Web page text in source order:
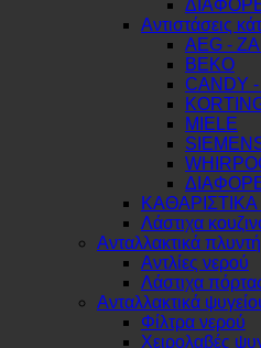
Αντιστάσεις
AEG -
BEKO
CANDY
MIELE
Λάστιχα
Ανταλλακτικά
Αντλίες νερού
Λάστιχα
Ανταλλακτικά
Φίλτρα νερού
Χειρολαβές